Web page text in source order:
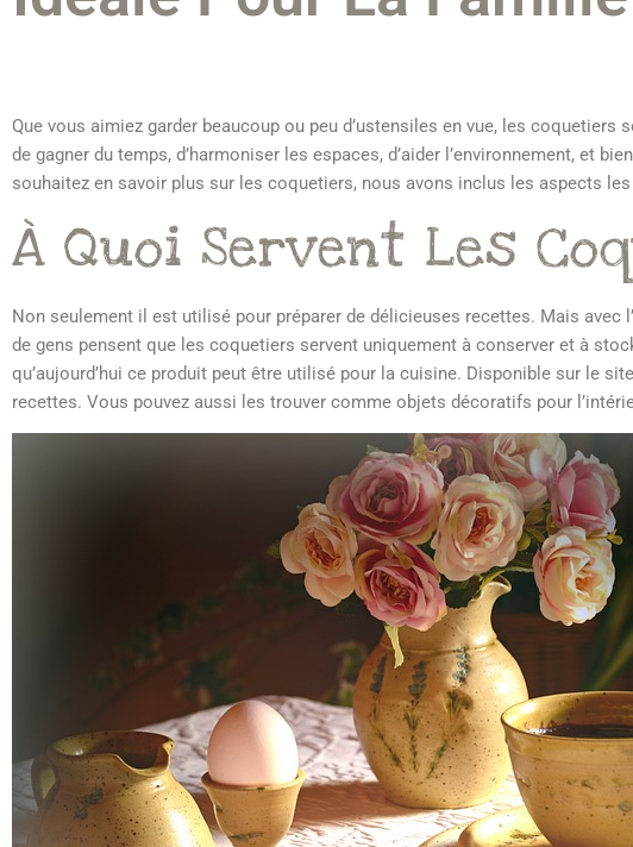
Que vous aimiez garder beaucoup ou peu d’ustensiles en vue, les
de gagner du temps, d’harmoniser les espaces, d’aider l’environnement, et
souhaitez en savoir plus sur les coquetiers, nous avons inclus les aspects
À Quoi Servent Les
Non seulement il est utilisé pour préparer de délicieuses recettes. Mais avec
de gens pensent que les coquetiers servent uniquement à conserver et à
qu’aujourd’hui ce produit peut être utilisé pour la cuisine. Disponible sur le site
recettes. Vous pouvez aussi les trouver comme objets décoratifs pour